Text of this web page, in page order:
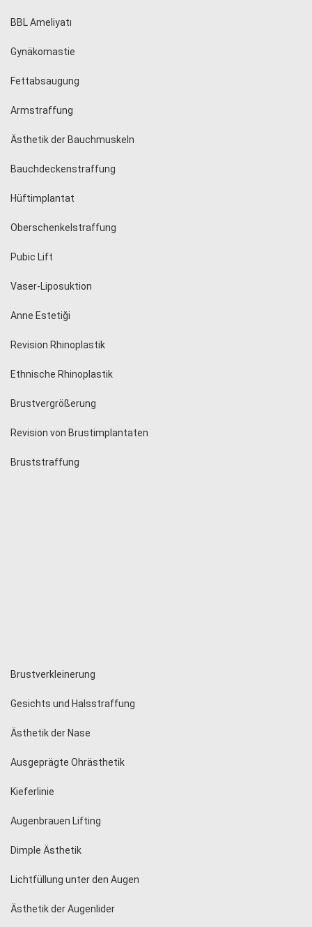
BBL Ameliyatı
Gynäkomastie
Fettabsaugung
Armstraffung
Ästhetik der Bauchmuskeln
Bauchdeckenstraffung
Hüftimplantat
Oberschenkelstraffung
Pubic Lift
Vaser-Liposuktion
Anne Estetiği
Revision Rhinoplastik
Ethnische Rhinoplastik
Brustvergrößerung
Revision von Brustimplantaten
Bruststraffung
Brustverkleinerung
Gesichts und Halsstraffung
Ästhetik der Nase
Ausgeprägte Ohrästhetik
Kieferlinie
Augenbrauen Lifting
Dimple Ästhetik
Lichtfüllung unter den Augen
Ästhetik der Augenlider